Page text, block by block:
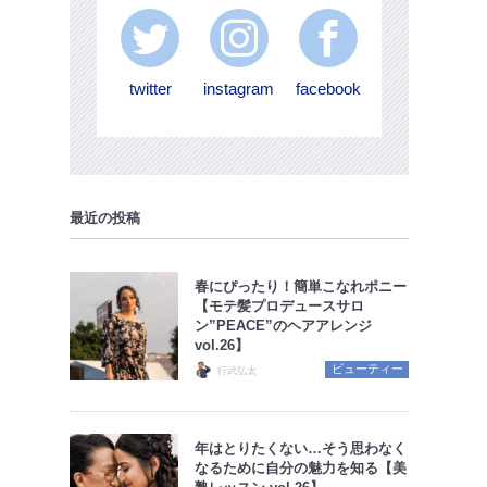
twitter instagram facebook
最近の投稿
春にぴったり！簡単こなれポニー
【モテ髪プロデュースサロ
ン”PEACE”のヘアアレンジ
vol.26】
行武弘太 ビューティー
年はとりたくない…そう思わなく
なるために自分の魅力を知る【美